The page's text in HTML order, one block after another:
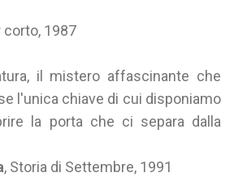
corto, 1987
il mistero affascinante che
l'unica chiave di cui disponiamo
la porta che ci separa dalla
, Storia di Settembre, 1991